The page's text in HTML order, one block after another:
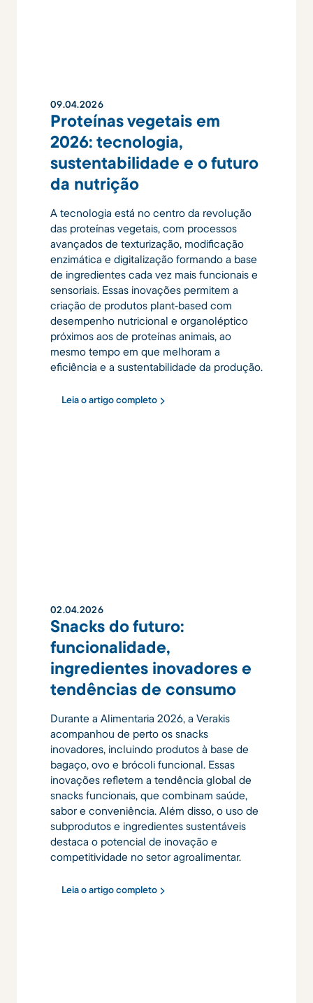
09.04.2026
Proteínas vegetais em
2026: tecnologia,
sustentabilidade e o futuro
da nutrição
A tecnologia está no centro da revolução
das proteínas vegetais, com processos
avançados de texturização, modificação
enzimática e digitalização formando a base
de ingredientes cada vez mais funcionais e
sensoriais. Essas inovações permitem a
criação de produtos plant‑based com
desempenho nutricional e organoléptico
próximos aos de proteínas animais, ao
mesmo tempo em que melhoram a
eficiência e a sustentabilidade da produção.
Leia o artigo completo
02.04.2026
Snacks do futuro:
funcionalidade,
ingredientes inovadores e
tendências de consumo
Durante a Alimentaria 2026, a Verakis
acompanhou de perto os snacks
inovadores, incluindo produtos à base de
bagaço, ovo e brócoli funcional. Essas
inovações refletem a tendência global de
snacks funcionais, que combinam saúde,
sabor e conveniência. Além disso, o uso de
subprodutos e ingredientes sustentáveis
destaca o potencial de inovação e
competitividade no setor agroalimentar.
Leia o artigo completo